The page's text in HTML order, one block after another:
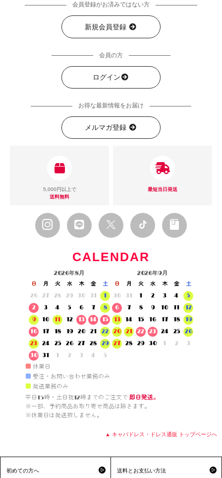
会員登録がお済みではない方
新規会員登録
会員の方
ログイン
お得な最新情報をお届け
メルマガ登録
5,000円以上で
送料無料
最短当日発送
CALENDAR
2026年8月
日 月 火 水 木 金
土
26
27 28 29 30 31
1
2
3 4 5 6 7
8
9
10 11 12 13 14
15
16
17 18 19 20 21
22
23
24 25 26 27 28
29
30
31 1 2 3 4 5
2026年9月
日 月 火 水 木 金
土
30
31 1 2 3 4
5
6
7 8 9 10 11
12
13
14 15 16 17 18
19
20
21 22 23 24 25
26
27
28 29 30 1 2 3
■ 休業日
■ 受注・お問い合わせ業務のみ
■ 発送業務のみ
平日15時・土日祝12時までのご注文で 即日発送。
※一部、予約商品お取り寄せ商品は除きます。
※休業日は発送致しません。
▲ キャバドレス・ドレス通販 トップページへ
初めての方へ 送料とお支払い方法